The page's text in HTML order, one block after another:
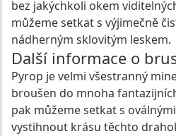
bez jakýchkoli okem
můžeme setkat s výjimečně
nádherným sklovitým leskem.
Další informace o
Pyrop je velmi všestranný
broušen do mnoha
pak můžeme setkat s
vystihnout krásu těchto